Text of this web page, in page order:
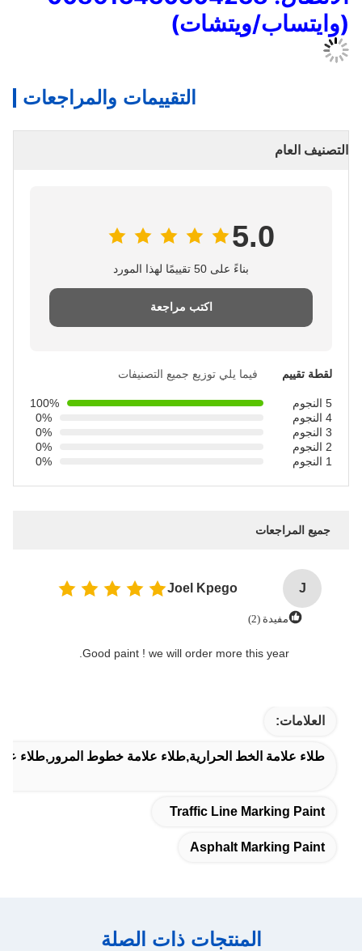
ويتشات)
التقييمات والمراجعات
فيما يلي توزيع جميع التصنيفات
100%
Joel Kpego
Good paint ! we will order more this
الخط الحرارية,طلاء علامة خطوط المرور,طلاء علامة الأسفلت
Traffic Line
Asphalt
المنتجات ذات الصلة